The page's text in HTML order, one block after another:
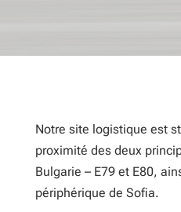
Notre site logistique est
proximité des deux
Bulgarie – E79 et E80,
périphérique de Sofia.